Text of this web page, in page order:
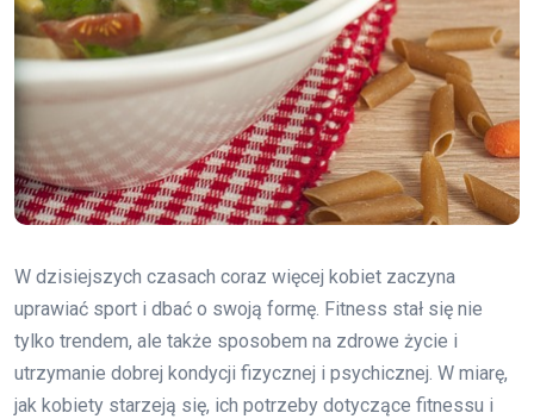
W dzisiejszych czasach coraz więcej kobiet zaczyna
uprawiać sport i dbać o swoją formę. Fitness stał się nie
tylko trendem, ale także sposobem na zdrowe życie i
utrzymanie dobrej kondycji fizycznej i psychicznej. W miarę,
jak kobiety starzeją się, ich potrzeby dotyczące fitnessu i